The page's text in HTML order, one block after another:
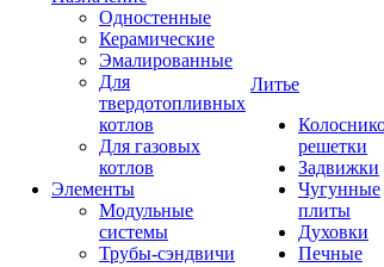
Одностенные
Керамические
Эмалированные
Для
твердотопливных
котлов
Для газовых
котлов
Элементы
Модульные
системы
Трубы-сэндвичи
Литье
решетки
Задвижки
Чугунные
плиты
Духовки
Печные